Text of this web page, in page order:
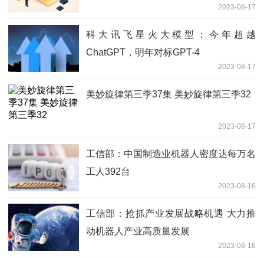
2023-08-17
科大讯飞星火大模型：今年超越
ChatGPT，明年对标GPT-4
2023-08-17
美妙旋律第三季37集 美妙旋律第三季32
2023-08-17
工信部：中国制造业机器人密度达每万名
工人392台
2023-08-16
工信部：抢抓产业发展战略机遇 大力推
动机器人产业高质量发展
2023-08-16